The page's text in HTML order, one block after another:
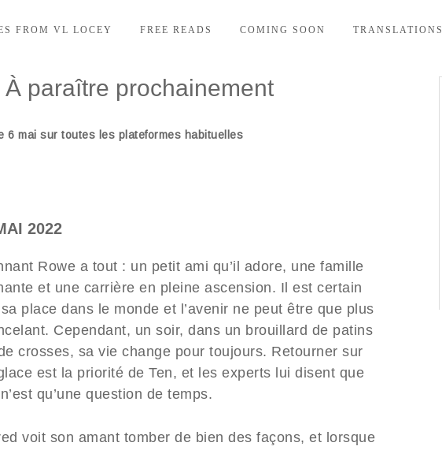
FROM VL LOCEY FREE READS COMING SOON TRANSLATIONS
paraître prochainement
6 mai sur toutes les plateformes habituelles
2022
Rowe a tout : un petit ami qu’il adore, une famille
et une carrière en pleine ascension. Il est certain
place dans le monde et l’avenir ne peut être que plus
Cependant, un soir, dans un brouillard de patins
crosses, sa vie change pour toujours. Retourner sur
est la priorité de Ten, et les experts lui disent que
qu’une question de temps.
voit son amant tomber de bien des façons, et lorsque